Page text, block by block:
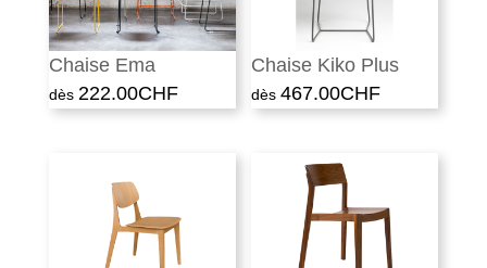
Chaise Ema
222.00CHF
Chaise Kiko Plus
467.00CHF